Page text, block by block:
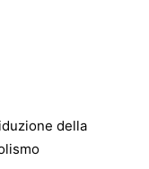
della